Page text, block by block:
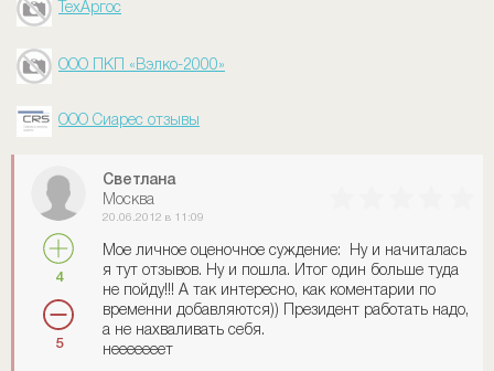
ТехАргос
ООО ПКП «Вэлко-2000»
ООО Сиарес отзывы
4
5
Светлана
Москва
20.06.2012 в 11:09
Мое личное оценочное суждение: Ну и начиталась
я тут отзывов. Ну и пошла. Итог один больше туда
не пойду!!! А так интересно, как коментарии по
временни добавляются)) Президент работать надо,
а не нахваливать себя.
нееееееет